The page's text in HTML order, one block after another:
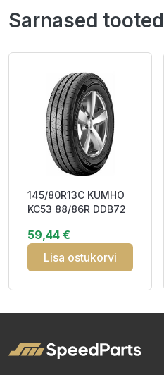
Sarnased tooted
145/80R13C KUMHO
KC53 88/86R DDB72
59,44 €
Lisa ostukorvi